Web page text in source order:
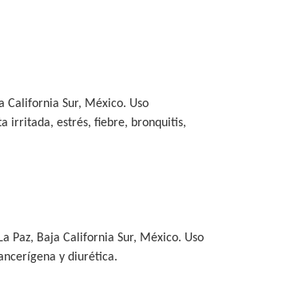
California Sur, México. Uso
irritada, estrés, fiebre, bronquitis,
Paz, Baja California Sur, México. Uso
y diurética.